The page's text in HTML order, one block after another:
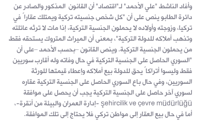
وأفاد الناشط "علي الأحمد" لـ"اقتصاد" أن القانون المذكور والصادر عن
دائرة الطابو ينص على أن "كل شخص جنسيته تركية ويمتلك عقاراً في
تركيا، وزوجته وأولاده لا يحملون الجنسية التركية، إذا مات لا ترثه عائلته
وتذهب أملاكه للدولة التركية"، بمعنى أن الميراث المتروك يستحقه فقط
من يحملون الجنسية التركية. وينص القانون –بحسب الأحمد –على أن
"السوري الحاصل على الجنسية التركية في حال وفاته وله أقارب سوريين
فقط وليسوا أتراكاً يحق للدولة بيع أملاكه وإعطاء قيمتها للورثة
السوريين، وفي حال باع السوري الحاصل على الجنسية التركية عقاره
لسوري آخر حاصل على الجنسية التركية يجب أن يحصل على موافقة
şehircilik ve çevre müdürlüğü -إدارة العمران والبيئة من أنقرة-،
أما في حال بيع العقار إلى مواطن تركي فلا يحتاج إلى تلك الموافقة.